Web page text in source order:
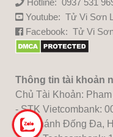
Hotline: 0937 531
Youtube: Tử Vi Sơn
Facebook: Tử Vi
Thông tin tài khoản
Chủ Tài Khoản:
- STK Vietcombank:
Chi nhánh Đống Đa,